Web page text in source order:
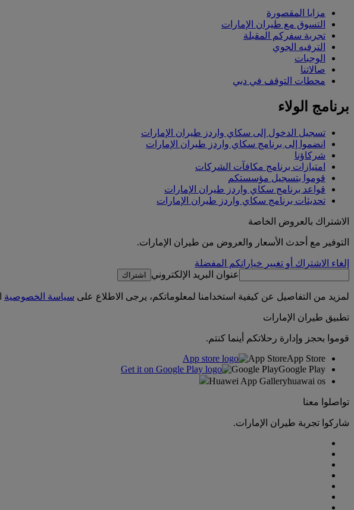
مزايا المقصورة
التسوق مع طيران الإمارات
تجربة سفركم المقبلة
الترفيه الجوي
الوجبات
صالاتنا
محطات التوقف في دبي
برنامج الولاء
تسجيل الدخول إلى سكاي واردز طيران الإمارات
انضموا إلى برنامج سكاي واردز طيران الإمارات
شركاؤنا
امتيازات برنامج مكافآت الشركات
قوموا بتسجيل مؤسستكم
قواعد برنامج سكاي واردز طيران الإمارات
تحديثات برنامج سكاي واردز طيران الإمارات
الاشتراك بالعروض الخاصة
التوفير مع أحدث الأسعار والعروض من طيران الإمارات.
إلغاء الاشتراك أو تغيير خياراتكم المفضلة
عنوان البريد الإلكتروني
اشتراك
لمزيد من التفاصيل عن كيفية استخدامنا لمعلوماتكم، يرجى الاطلاع على سياسة الخصوصية
تطبيق طيران الإمارات
قوموا بحجز وإدارة رحلاتكم أينما كنتم.
App StoreApp Store
Google PlayGoogle Play
Huawei App Galleryhuawai os
تواصلوا معنا
شاركوا تجربة طيران الإمارات.